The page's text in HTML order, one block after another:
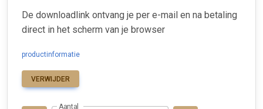
De downloadlink ontvang je per e-mail en na betaling
direct in het scherm van je browser
productinformatie
VERWIJDER
Aantal